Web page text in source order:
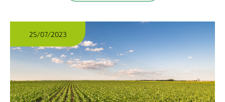
25/07/2023